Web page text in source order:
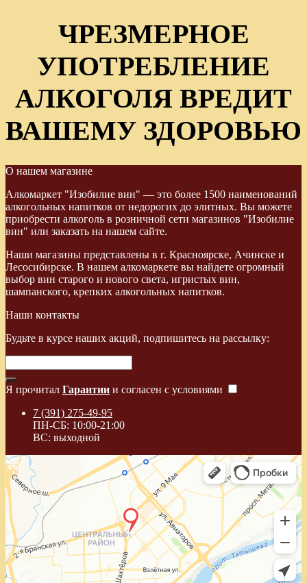
ЧРЕЗМЕРНОЕ
УПОТРЕБЛЕНИЕ
АЛКОГОЛЯ ВРЕДИТ
ВАШЕМУ ЗДОРОВЬЮ
О нашем магазине
Алкомаркет "Изобилие вин" — это более 1500 наименований
алкогольных напитков от недорогих до элитных. Вы можете
приобрести алкоголь в розничной сети магазинов "Изобилие
вин" или заказать на нашем сайте.
Наши магазины представлены в г. Красноярске, Ачинске и
Лесосибирске. В нашем алкомаркете вы найдете огромный
выбор вин старого и нового света, игристых вин,
шампанского, крепких алкогольных напитков.
Наши контакты
Будьте в курсе наших акций, подпишитесь на рассылку:
Я прочитал Гарантии и согласен с условиями
7 (391) 275-49-95
ПН-СБ: 10:00-21:00
ВС: выходной